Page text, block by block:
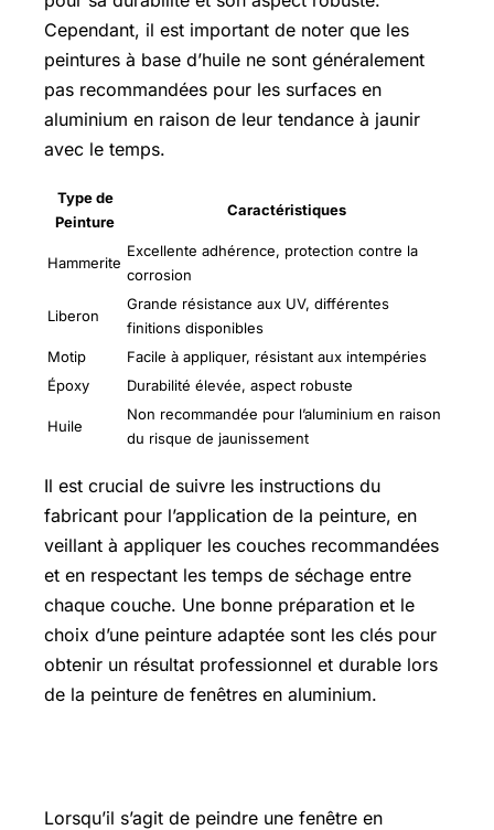
Cependant, il est important de noter que les
peintures à base d’huile ne sont généralement
pas recommandées pour les surfaces en
aluminium en raison de leur tendance à jaunir
avec le temps.
Type de
Peinture
Caractéristiques
Hammerite
Excellente adhérence, protection contre la
corrosion
Liberon
Grande résistance aux UV, différentes
finitions disponibles
Motip
Facile à appliquer, résistant aux intempéries
Époxy
Durabilité élevée, aspect robuste
Huile
Non recommandée pour l’aluminium en raison
du risque de jaunissement
Il est crucial de suivre les instructions du
fabricant pour l’application de la peinture, en
veillant à appliquer les couches recommandées
et en respectant les temps de séchage entre
chaque couche. Une bonne préparation et le
choix d’une peinture adaptée sont les clés pour
obtenir un résultat professionnel et durable lors
de la peinture de fenêtres en aluminium.
Lorsqu’il s’agit de peindre une fenêtre en